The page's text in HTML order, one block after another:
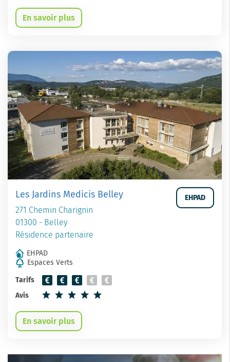
En savoir plus
Les Jardins Medicis Belley
271 Chemin Charignin
01300 - Belley
Résidence partenaire
EHPAD
EHPAD
Espaces Verts
Tarifs
Avis
En savoir plus